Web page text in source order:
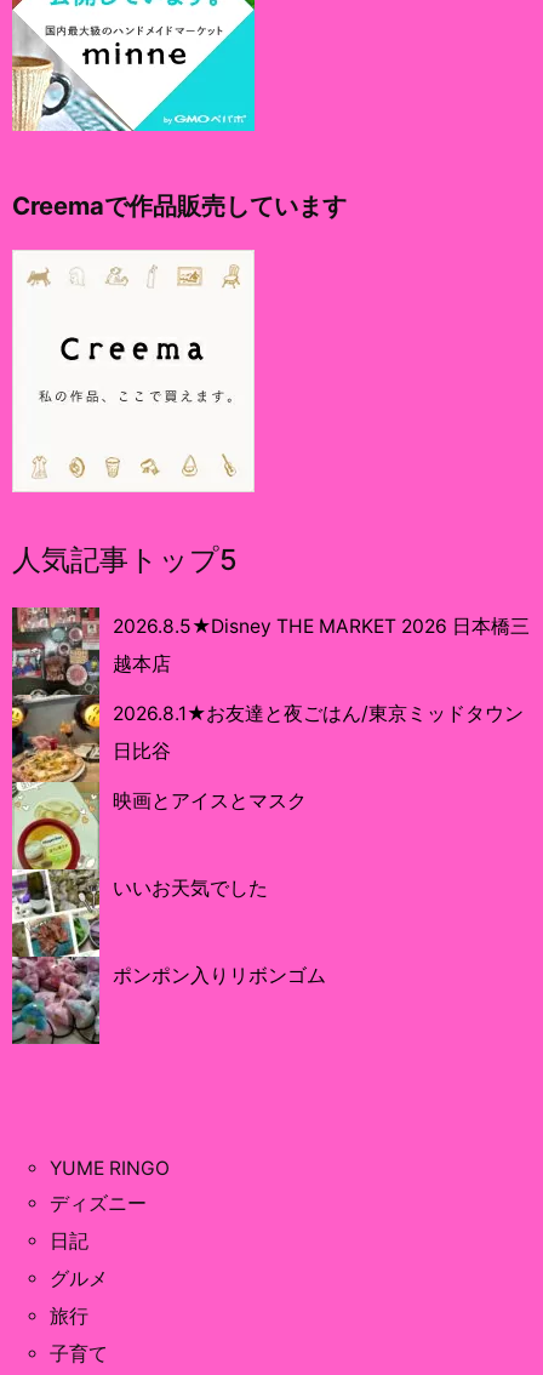
Creemaで作品販売しています
人気記事トップ5
2026.8.5★Disney THE MARKET 2026 日本橋三
越本店
2026.8.1★お友達と夜ごはん/東京ミッドタウン
日比谷
映画とアイスとマスク
いいお天気でした
ポンポン入りリボンゴム
YUME RINGO
ディズニー
日記
グルメ
旅行
子育て